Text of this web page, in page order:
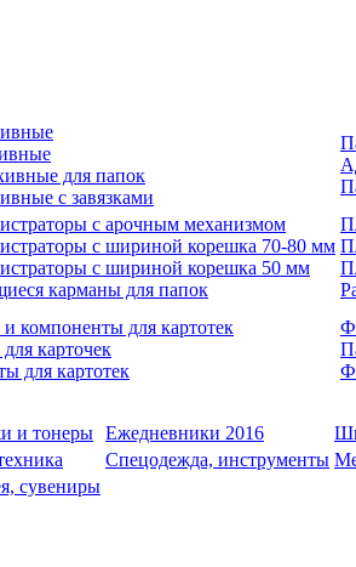
для папок
с завязками
с арочным механизмом
с шириной корешка 70-80 мм
с шириной корешка 50 мм
карманы для папок
компоненты для картотек
карточек
для картотек
и тонеры Ежедневники 2016
Спецодежда, инструменты
сувениры